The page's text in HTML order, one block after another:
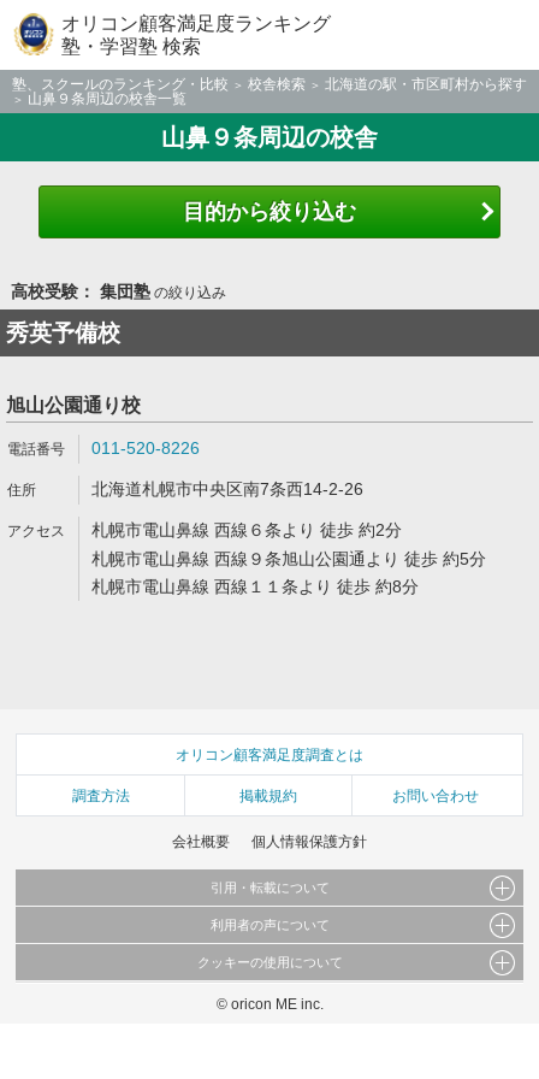
オリコン顧客満足度ランキング
塾・学習塾 検索
塾、スクールのランキング・比較 校舎検索
北海道の駅・市区町村から探す
山鼻９条周辺の校舎一覧
山鼻９条周辺の校舎
目的から絞り込む
高校受験： 集団塾の絞り込み
秀英予備校
旭山公園通り校
011-520-8226
北海道札幌市中央区南7条西14-2-26
札幌市電山鼻線 西線６条より 徒歩 約2分
札幌市電山鼻線 西線９条旭山公園通より 徒歩 約5分
札幌市電山鼻線 西線１１条より 徒歩 約8分
オリコン顧客満足度調査とは
調査方法 掲載規約 お問い合わせ
会社概要 個人情報保護方針
引用・転載について
当サイトで公開されている情報（文字、写真、イラスト、画像データ等）及びこれらの配
これらの情報を権利者の許可なく無断転載・複製などの二次利用を行うことは固く禁じて
利用者の声について
当サイトに掲載している内容はすべてサービスの利用者が提出された見解・感想です。
弊社の見解・ 意見ではないことをご理解いただいた上でご覧ください。
クッキーの使用について
このサイトでは Cookie を使用して、ユーザーに合わせたコンテンツや広告の表示、ソー
© oricon ME inc.